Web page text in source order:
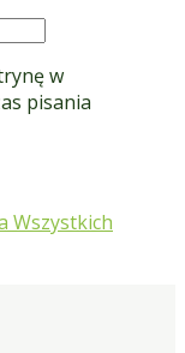
w
pisania
Wszystkich